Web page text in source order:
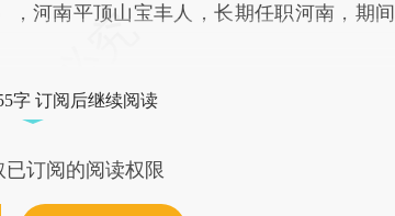
河南平顶山宝丰人，长期任职河南，期间
字 订阅后继续阅读
订阅的阅读权限